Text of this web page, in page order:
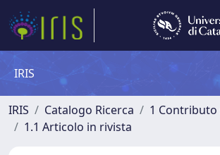
IRIS
IRIS Catalogo Ricerca
1 Contributo
1.1 Articolo in rivista